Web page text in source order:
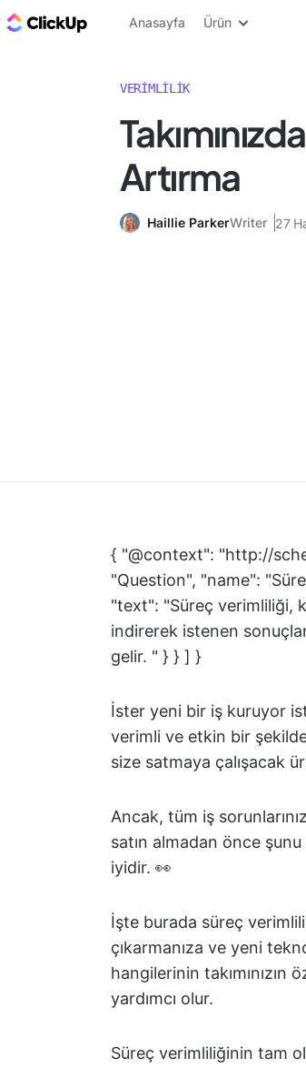
ClickUp Blog
Anasayfa Ürün
VERIMLILIK
Artırma
Haillie ParkerWriter 27
{ "@context": "http://
"Question", "name":
"text": "Süreç verimliliği,
indirerek istenen
gelir. " } } ] }
İster yeni bir iş kuruyor
verimli ve etkin bir
size satmaya çalışacak
Ancak, tüm iş
satın almadan önce
iyidir. 👀
İşte burada süreç
çıkarmanıza ve yeni
hangilerinin
yardımcı olur.
Süreç verimliliğinin tam